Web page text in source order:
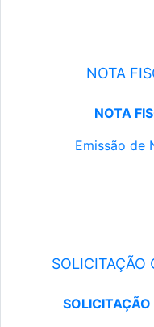
NOTA
NOTA
Emissão de
SOLICITAÇÃO